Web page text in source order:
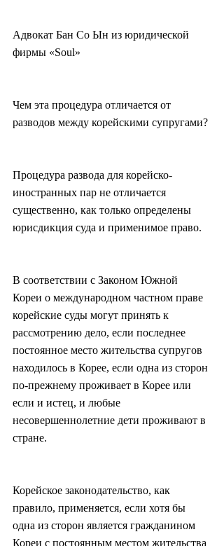
Адвокат Бан Со Ын из юридической
фирмы «Soul»
Чем эта процедура отличается от
разводов между корейскими супругами?
Процедура развода для корейско-
иностранных пар не отличается
существенно, как только определены
юрисдикция суда и применимое право.
В соответствии с Законом Южной
Кореи о международном частном праве
корейские суды могут принять к
рассмотрению дело, если последнее
постоянное место жительства супругов
находилось в Корее, если одна из сторон
по-прежнему проживает в Корее или
если и истец, и любые
несовершеннолетние дети проживают в
стране.
Корейское законодательство, как
правило, применяется, если хотя бы
одна из сторон является гражданином
Кореи с постоянным местом жительства